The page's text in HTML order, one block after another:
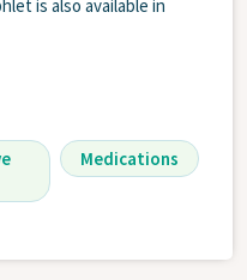
is also available in
Medications